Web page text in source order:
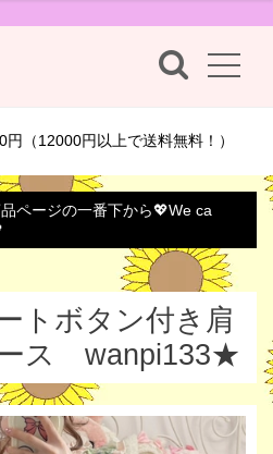
（12000円以上で送料無料！）
ページの一番下から💖We ca
トボタン付き肩
ス wanpi133★